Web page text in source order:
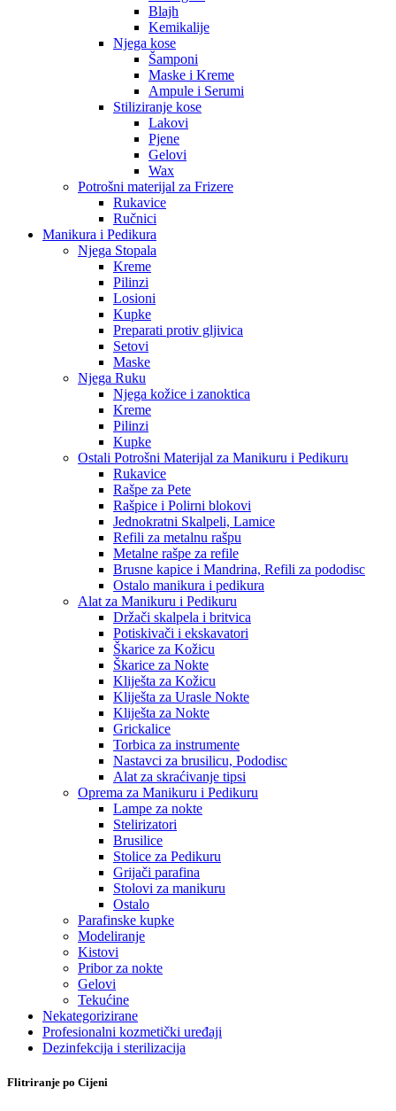
Blajh
Kemikalije
Njega kose
Šamponi
Maske i Kreme
Ampule i Serumi
Stiliziranje kose
Lakovi
Pjene
Gelovi
Wax
Potrošni materijal za Frizere
Rukavice
Ručnici
Manikura i Pedikura
Njega Stopala
Kreme
Pilinzi
Losioni
Kupke
Preparati protiv gljivica
Setovi
Maske
Njega Ruku
Njega kožice i zanoktica
Kreme
Pilinzi
Kupke
Ostali Potrošni Materijal za Manikuru i Pedikuru
Rukavice
Rašpe za Pete
Rašpice i Polirni blokovi
Jednokratni Skalpeli, Lamice
Refili za metalnu rašpu
Metalne rašpe za refile
Brusne kapice i Mandrina, Refili za pododisc
Ostalo manikura i pedikura
Alat za Manikuru i Pedikuru
Držači skalpela i britvica
Potiskivači i ekskavatori
Škarice za Kožicu
Škarice za Nokte
Kliješta za Kožicu
Kliješta za Urasle Nokte
Kliješta za Nokte
Grickalice
Torbica za instrumente
Nastavci za brusilicu, Pododisc
Alat za skraćivanje tipsi
Oprema za Manikuru i Pedikuru
Lampe za nokte
Stelirizatori
Brusilice
Stolice za Pedikuru
Grijači parafina
Stolovi za manikuru
Ostalo
Parafinske kupke
Modeliranje
Kistovi
Pribor za nokte
Gelovi
Tekućine
Nekategorizirane
Profesionalni kozmetički uređaji
Dezinfekcija i sterilizacija
Flitriranje po Cijeni